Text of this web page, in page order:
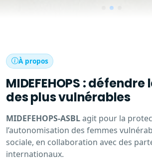
À propos
MIDEFEHOPS :
des plus vulnérables
MIDEFEHOPS-ASBLagit pour la
l’autonomisation des femmes
sociale, en collaboration avec des
internationaux.